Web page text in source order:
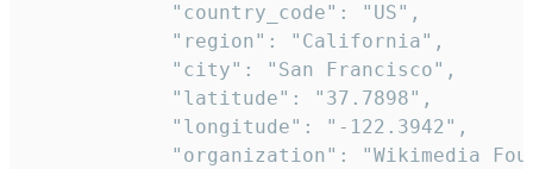
            "country_code": "US",
            "region": "California",
            "city": "San Francisco",
            "latitude": "37.7898",
            "longitude": "-122.3942",
"organization": "Wikimedia